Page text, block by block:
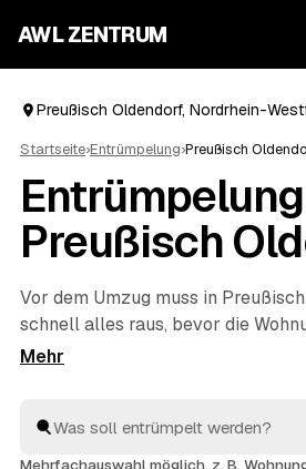
AWL ZENTRUM
Preußisch Oldendorf, Nordrhein-
Startseite›Entrümpelung›Preußisch
Preußisch
Vor dem Umzug muss in
schnell alles raus, bevor die
Statt unter Zeitdruck den
aus Preußisch Oldendorf bis
So vergleichen Sie Preise und
Mehrfachauswahl möglich, z. B.